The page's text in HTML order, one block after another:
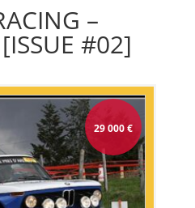
–
#02]
29 000€